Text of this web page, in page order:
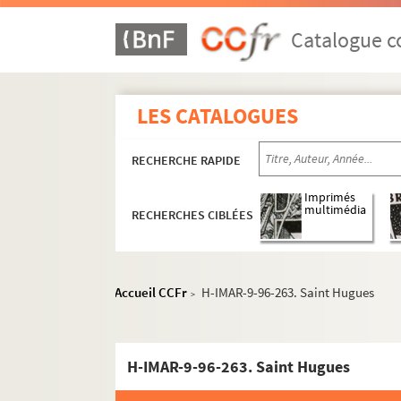
Catalogue
LES CATALOGUES
RECHERCHE RAPIDE
RECHERCHES CIBLÉES
Imprimés
multimédia
Accueil CCFr > H-IMAR-9-96-263. Saint Hugues
H-IMAR-9-96-263. Saint Hugues
H-IMAR-9-52-161. Sainte Hilarie,
H-IMAR-9-53-162. Saint Hilarion
H-IMAR-9-54-163. Saint Hilarion, ermite
H-IMAR-9-55-164. Saint Hyacinthe,
H-IMAR-9-55-165. Saint Juvence, prêtre
Saint Hyacithe
H-IMAR-9-60-176. Saint Himère, évêque
H-IMAR-9-60-177. Saint Hiradus,
H-IMAR-9-61-178. Saint Vivence ou
H-IMAR-9-61-179. Saint Irénée et ses
H-IMAR-9-64-183. Sainte Hiltrude,
Sainte Hildegarde